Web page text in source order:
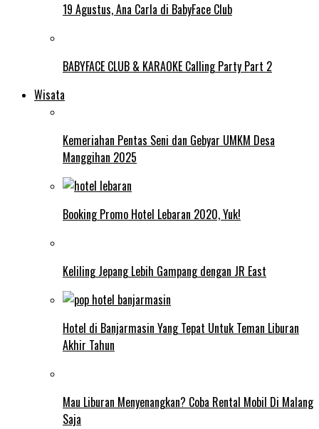
19 Agustus, Ana Carla di BabyFace Club
BABYFACE CLUB & KARAOKE Calling Party Part 2
Wisata
Kemeriahan Pentas Seni dan Gebyar UMKM Desa
Manggihan 2025
Booking Promo Hotel Lebaran 2020, Yuk!
Keliling Jepang Lebih Gampang dengan JR East
Hotel di Banjarmasin Yang Tepat Untuk Teman Liburan
Akhir Tahun
Mau Liburan Menyenangkan? Coba Rental Mobil Di Malang
Saja